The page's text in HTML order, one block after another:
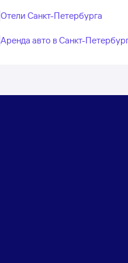
Отели Санкт-Петербурга
Аренда авто в Санкт-